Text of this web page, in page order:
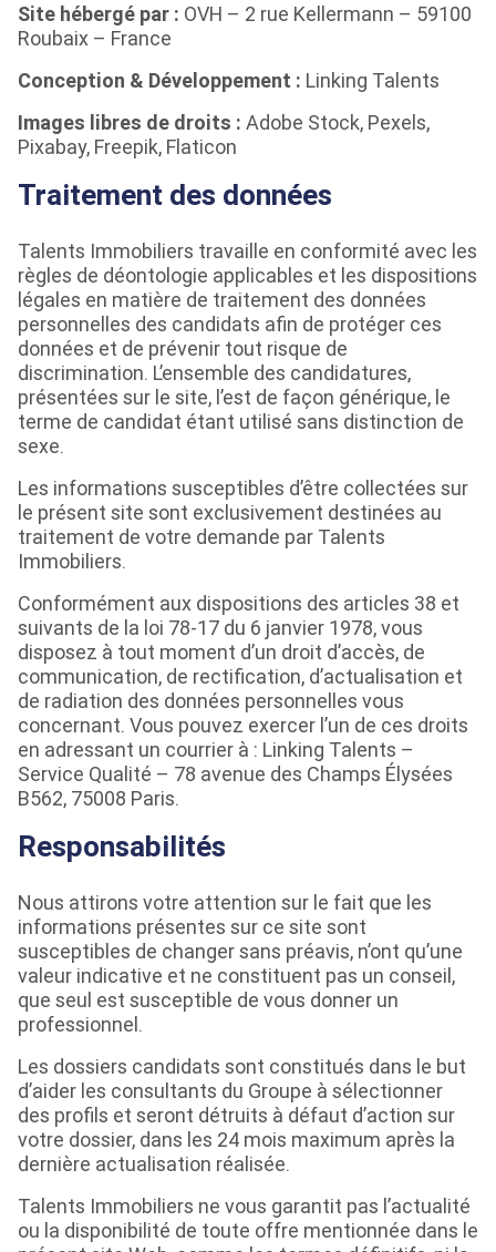
Site hébergé par : OVH – 2 rue Kellermann – 59100
Roubaix – France
Conception & Développement : Linking Talents
Images libres de droits : Adobe Stock, Pexels,
Pixabay, Freepik, Flaticon
Traitement des données
Talents Immobiliers travaille en conformité avec les
règles de déontologie applicables et les dispositions
légales en matière de traitement des données
personnelles des candidats afin de protéger ces
données et de prévenir tout risque de
discrimination. L’ensemble des candidatures,
présentées sur le site, l’est de façon générique, le
terme de candidat étant utilisé sans distinction de
sexe.
Les informations susceptibles d’être collectées sur
le présent site sont exclusivement destinées au
traitement de votre demande par Talents
Immobiliers.
Conformément aux dispositions des articles 38 et
suivants de la loi 78-17 du 6 janvier 1978, vous
disposez à tout moment d’un droit d’accès, de
communication, de rectification, d’actualisation et
de radiation des données personnelles vous
concernant. Vous pouvez exercer l’un de ces droits
en adressant un courrier à : Linking Talents –
Service Qualité – 78 avenue des Champs Élysées
B562, 75008 Paris.
Responsabilités
Nous attirons votre attention sur le fait que les
informations présentes sur ce site sont
susceptibles de changer sans préavis, n’ont qu’une
valeur indicative et ne constituent pas un conseil,
que seul est susceptible de vous donner un
professionnel.
Les dossiers candidats sont constitués dans le but
d’aider les consultants du Groupe à sélectionner
des profils et seront détruits à défaut d’action sur
votre dossier, dans les 24 mois maximum après la
dernière actualisation réalisée.
Talents Immobiliers ne vous garantit pas l’actualité
ou la disponibilité de toute offre mentionnée dans le